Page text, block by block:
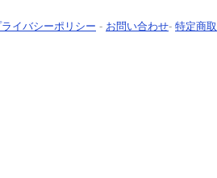
ライバシーポリシー - お問い合わせ- 特定商